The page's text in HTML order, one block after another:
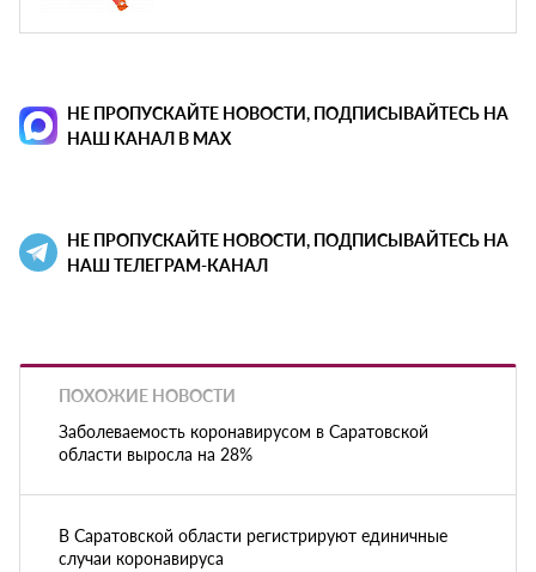
НЕ ПРОПУСКАЙТЕ НОВОСТИ, ПОДПИСЫВАЙТЕСЬ НА
НАШ КАНАЛ В MAX
НЕ ПРОПУСКАЙТЕ НОВОСТИ, ПОДПИСЫВАЙТЕСЬ НА
НАШ ТЕЛЕГРАМ-КАНАЛ
ПОХОЖИЕ НОВОСТИ
Заболеваемость коронавирусом в Саратовской
области выросла на 28%
В Саратовской области регистрируют единичные
случаи коронавируса